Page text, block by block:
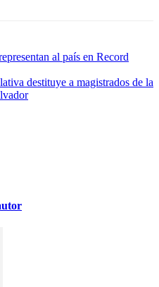
al país en Record
destituye a magistrados de la